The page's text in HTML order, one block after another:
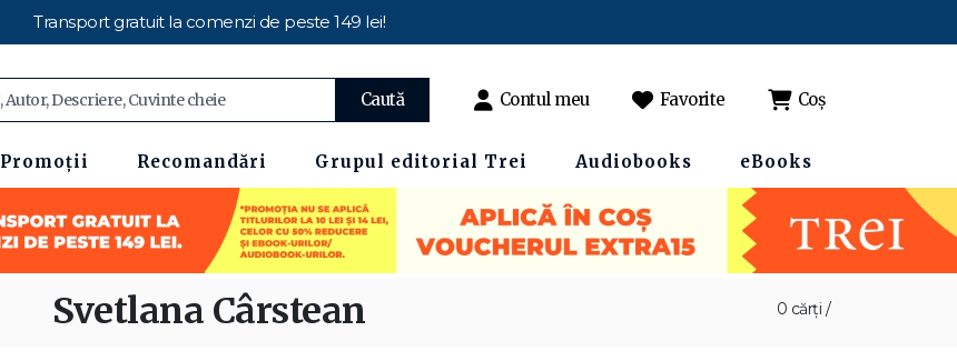
Transport gratuit la comenzi de peste 149 lei!
Caută Contul meu Favorite Coș
Promoții Recomandări Grupul editorial Trei Audiobooks eBooks
0 cărți /
Svetlana Cârstean